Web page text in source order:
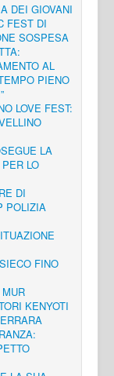
DEI GIOVANI
FEST DI
SOSPESA
AL
PIENO
LOVE FEST:
LA
LO
DI
POLIZIA
FINO
KENYOTI